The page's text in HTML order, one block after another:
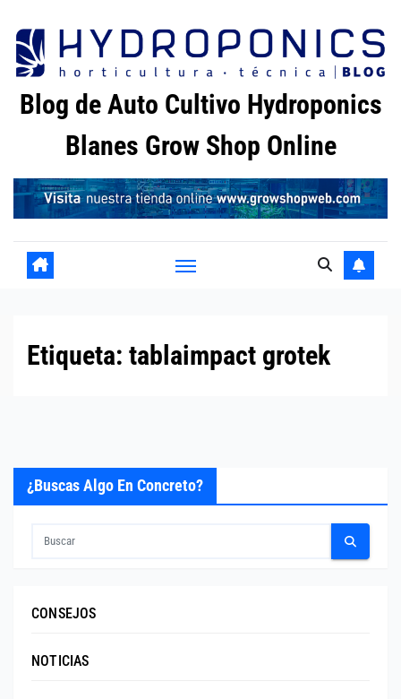
contenido
Blog de Auto Cultivo Hydroponics
Blanes Grow Shop Online
Etiqueta: tablaimpact grotek
¿Buscas Algo En Concreto?
CONSEJOS
NOTICIAS